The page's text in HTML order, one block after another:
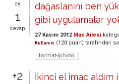
oy
1
cevap
dağaslanını ben
gibi uygulamalar
27 Kasım 2012 Mac Ailesi
Kullanıcı (120 puan) tarafından
format-iphoto
+2
İkinci el imac aldım